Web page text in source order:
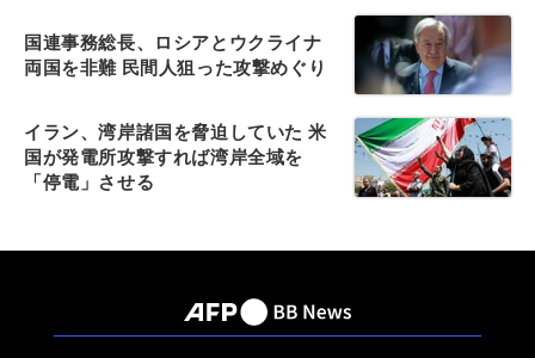
国連事務総長、ロシアとウクライナ
両国を非難 民間人狙った攻撃めぐり
イラン、湾岸諸国を脅迫していた 米
国が発電所攻撃すれば湾岸全域を
「停電」させる